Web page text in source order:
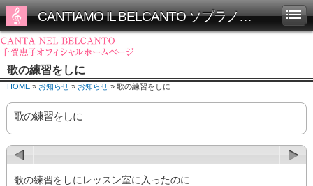
CANTIAMO IL BELCANTO ソプラノ千賀恵子オフィシャルホームページ
歌の練習をしに
HOME » お知らせ » お知らせ » 歌の練習をしに
歌の練習をしに
歌の練習をしにレッスン室に入ったのに